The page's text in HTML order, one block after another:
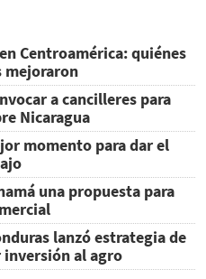
Centroamérica: quiénes
mejoraron
a cancilleres para
Nicaragua
momento para dar el
una propuesta para
lanzó estrategia de
inversión al agro